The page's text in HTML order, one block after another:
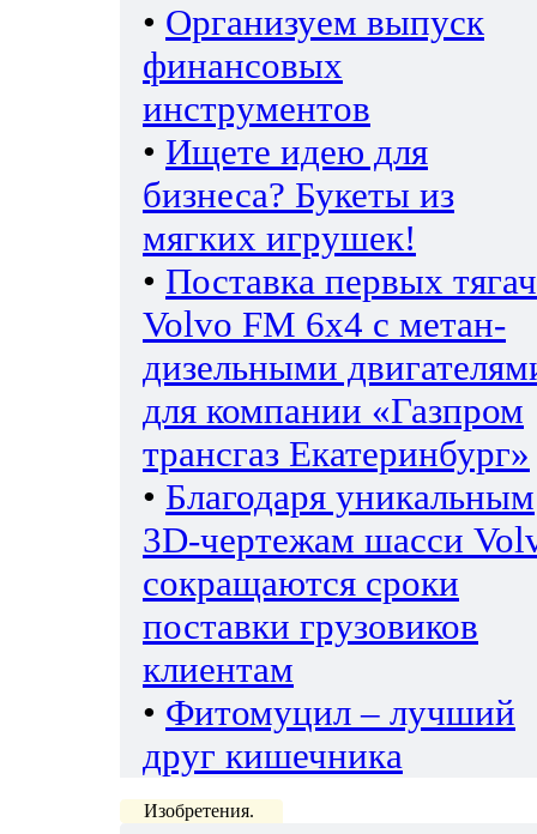
• Организуем выпуск
финансовых
инструментов
• Ищете идею для
бизнеса? Букеты из
мягких игрушек!
• Поставка первых
Volvo FM 6х4 с метан-
дизельными
для компании «Газпром
трансгаз Екатеринбург»
• Благодаря уникальным
3D-чертежам шасси
сокращаются сроки
поставки грузовиков
клиентам
• Фитомуцил – лучший
друг кишечника
Изобретения.